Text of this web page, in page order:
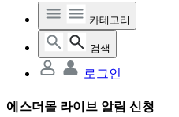
카테고리
검색
로그인
에스더몰 라이브 알림 신청